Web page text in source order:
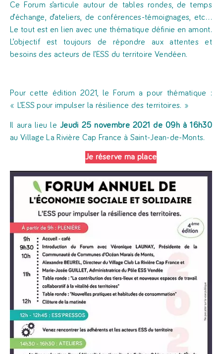
Ce Forum s’articule autour de tables rondes, de temps
d’échange, d’ateliers, de conférences-témoignages, etc…
Le tout est en lien avec une thématique définie en amont.
L’objectif est toujours de répondre aux attentes et
besoins des acteurs de l’ESS du territoire Vendéen.
Pour cette édition 2021, le Forum a pour thématique :
« L’ESS pour impulser la résilience des territoires. »
Il aura lieu leJeudi 25 novembre 2021 de 09h à 16h30
au Village La Rivière Cap France à Saint-Jean-de-Monts.
Je réserve ma place